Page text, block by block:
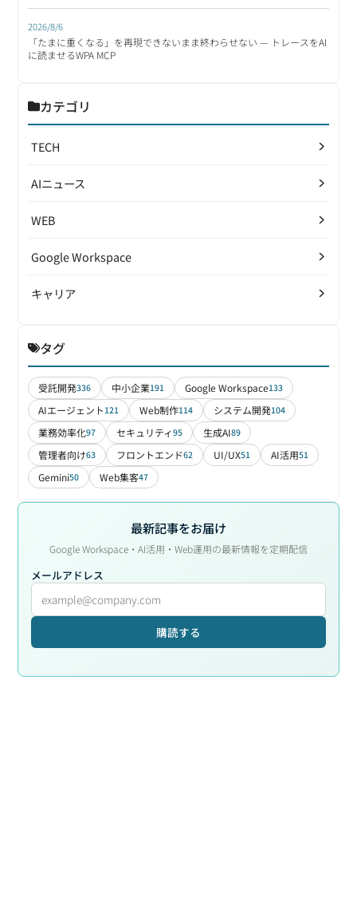
2026/8/6
「たまに重くなる」を再現できないまま終わらせない — トレースをAI
に読ませるWPA MCP
カテゴリ
TECH
AIニュース
WEB
Google Workspace
キャリア
タグ
受託開発336 中小企業191 Google Workspace133
AIエージェント121 Web制作114 システム開発104
業務効率化97 セキュリティ95 生成AI89
管理者向け63 フロントエンド62 UI/UX51 AI活用51
Gemini50 Web集客47
最新記事をお届け
Google Workspace・AI活用・Web運用の最新情報を定期配信
メールアドレス
購読する